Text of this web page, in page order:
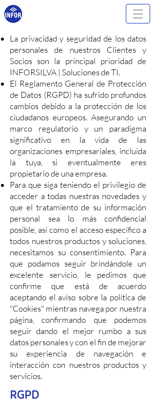
La privacidad y seguridad de los datos
personales de nuestros Clientes y
Socios son la principal prioridad de
INFORSILVA | Soluciones de TI.
El Reglamento General de Protección
de Datos (RGPD) ha sufrido profundos
cambios debido a la protección de los
ciudadanos europeos. Asegurando un
marco regulatorio y un paradigma
significativo en la vida de las
organizaciones empresariales, incluida
la tuya, si eventualmente eres
propietario de una empresa.
Para que siga teniendo el privilegio de
acceder a todas nuestras novedades y
que el tratamiento de su información
personal sea lo más confidencial
posible, así como el acceso específico a
todos nuestros productos y soluciones,
necesitamos su consentimiento. Para
que podamos seguir brindándole un
excelente servicio, le pedimos que
confirme que está de acuerdo
aceptando el aviso sobre la política de
"Cookies" mientras navega por nuestra
página, confirmando que podemos
seguir dando el mejor rumbo a sus
datos personales y con el fin de mejorar
su experiencia de navegación e
interacción con nuestros productos y
servicios.
RGPD